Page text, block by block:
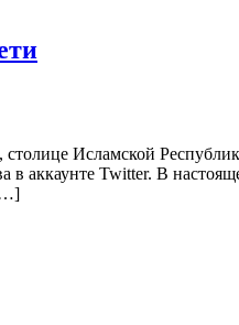
Исламской
в аккаунте Twitter. В